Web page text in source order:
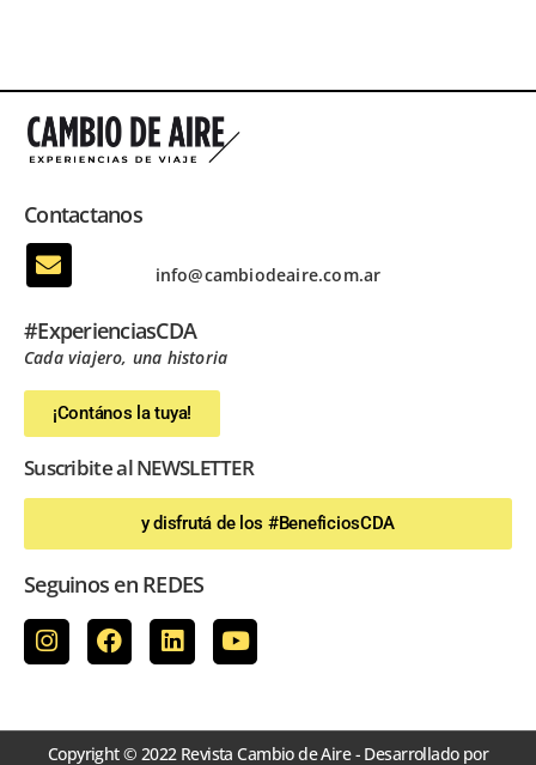
Contactanos
info@cambiodeaire.com.ar
#ExperienciasCDA
Cada viajero, una historia
¡Contános la tuya!
Suscribite al NEWSLETTER
y disfrutá de los #BeneficiosCDA
Seguinos en REDES
Copyright © 2022 Revista Cambio de Aire - Desarrollado por